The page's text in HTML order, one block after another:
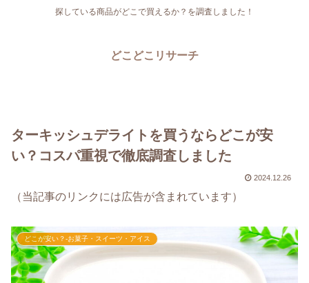
探している商品がどこで買えるか？を調査しました！
どこどこリサーチ
ターキッシュデライトを買うならどこが安
い？コスパ重視で徹底調査しました
2024.12.26
（当記事のリンクには広告が含まれています）
どこが安い？-お菓子・スイーツ・アイス